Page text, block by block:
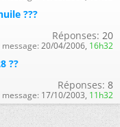
???
Réponses: 20
20/04/2006, 16h32
??
Réponses: 8
17/10/2003, 11h32